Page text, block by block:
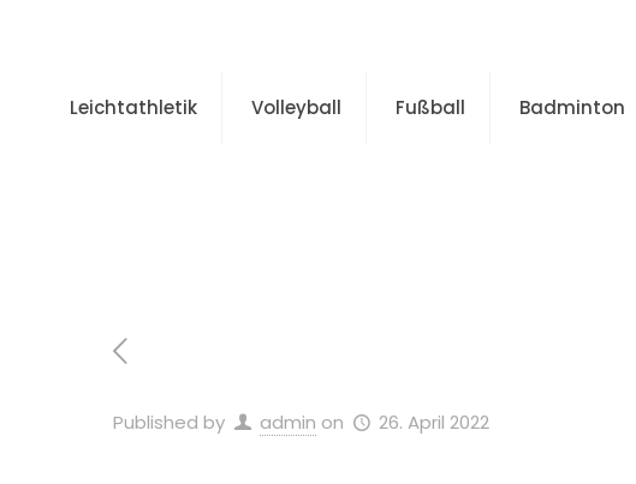
Leichtathletik Volleyball Fußball Badminton
Published by admin on 26. April 2022